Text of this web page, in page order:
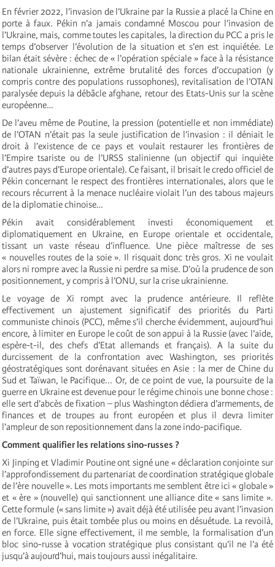
En février 2022, l’invasion de l’Ukraine par la Russie a placé la Chine en
porte à faux. Pékin n’a jamais condamné Moscou pour l’invasion de
l’Ukraine, mais, comme toutes les capitales, la direction du PCC a pris le
temps d’observer l’évolution de la situation et s’en est inquiétée. Le
bilan était sévère : échec de « l’opération spéciale » face à la résistance
nationale ukrainienne, extrême brutalité des forces d’occupation (y
compris contre des populations russophones), revitalisation de l’OTAN
paralysée depuis la débâcle afghane, retour des Etats-Unis sur la scène
européenne…
De l’aveu même de Poutine, la pression (potentielle et non immédiate)
de l’OTAN n’était pas la seule justification de l’invasion : il déniait le
droit à l’existence de ce pays et voulait restaurer les frontières de
l’Empire tsariste ou de l’URSS stalinienne (un objectif qui inquiète
d’autres pays d’Europe orientale). Ce faisant, il brisait le credo officiel de
Pékin concernant le respect des frontières internationales, alors que le
recours récurrent à la menace nucléaire violait l’un des tabous majeurs
de la diplomatie chinoise…
Pékin avait considérablement investi économiquement et
diplomatiquement en Ukraine, en Europe orientale et occidentale,
tissant un vaste réseau d’influence. Une pièce maîtresse de ses
« nouvelles routes de la soie ». Il risquait donc très gros. Xi ne voulait
alors ni rompre avec la Russie ni perdre sa mise. D’où la prudence de son
positionnement, y compris à l’ONU, sur la crise ukrainienne.
Le voyage de Xi rompt avec la prudence antérieure. Il reflète
effectivement un ajustement significatif des priorités du Parti
communiste chinois (PCC), même s’il cherche évidemment, aujourd’hui
encore, à limiter en Europe le coût de son appui à la Russie (avec l’aide,
espère-t-il, des chefs d’Etat allemands et français). A la suite du
durcissement de la confrontation avec Washington, ses priorités
géostratégiques sont dorénavant situées en Asie : la mer de Chine du
Sud et Taïwan, le Pacifique... Or, de ce point de vue, la poursuite de la
guerre en Ukraine est devenue pour le régime chinois une bonne chose :
elle sert d’abcès de fixation – plus Washington dédiera d’armements, de
finances et de troupes au front européen et plus il devra limiter
l’ampleur de son repositionnement dans la zone indo-pacifique.
Comment qualifier les relations sino-russes ?
Xi Jinping et Vladimir Poutine ont signé une « déclaration conjointe sur
l’approfondissement du partenariat de coordination stratégique globale
de l’ère nouvelle ». Les mots importants me semblent être ici « globale »
et « ère » (nouvelle) qui sanctionnent une alliance dite « sans limite ».
Cette formule (« sans limite ») avait déjà été utilisée peu avant l’invasion
de l’Ukraine, puis était tombée plus ou moins en désuétude. La revoilà,
en force. Elle signe effectivement, il me semble, la formalisation d’un
bloc sino-russe à vocation stratégique plus consistant qu’il ne l’a été
jusqu’à aujourd’hui, mais toujours aussi inégalitaire.